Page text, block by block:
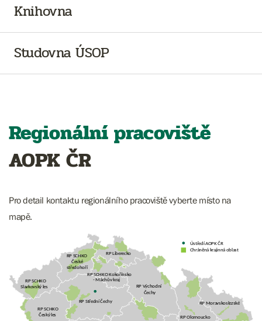
Knihovna
Studovna ÚSOP
Regionální pracoviště
AOPK ČR
Pro detail kontaktu regionálního pracoviště vyberte místo na
mapě.
RP Moravskoslezské
RP SCHKO
Slavkovský les
RP Střední Čechy
RP Východní
Čechy
RP Liberecko
RP Olomoucko
RP SCHKO
České
středohoří
RP SCHKO Kokořínsko
- Máchův kraj
RP SCHKO
Český les
Ústředí AOPK ČR
Chráněná krajinná oblast